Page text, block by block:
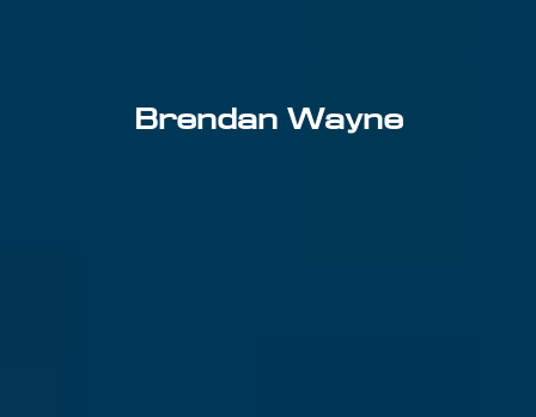
Brendan Wayne